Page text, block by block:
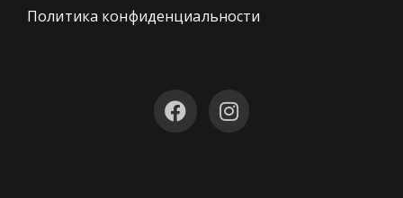
Политика конфиденциальности